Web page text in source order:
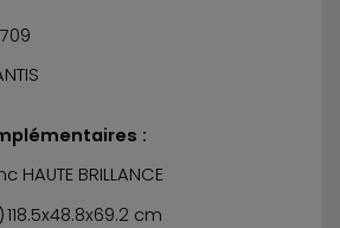
:
BRILLANCE
118.5x48.8x69.2 cm